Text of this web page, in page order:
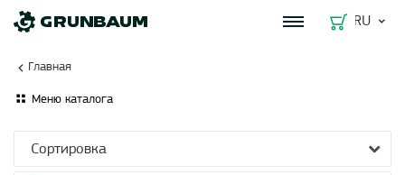
RU
Главная
Меню каталога
Сортировка